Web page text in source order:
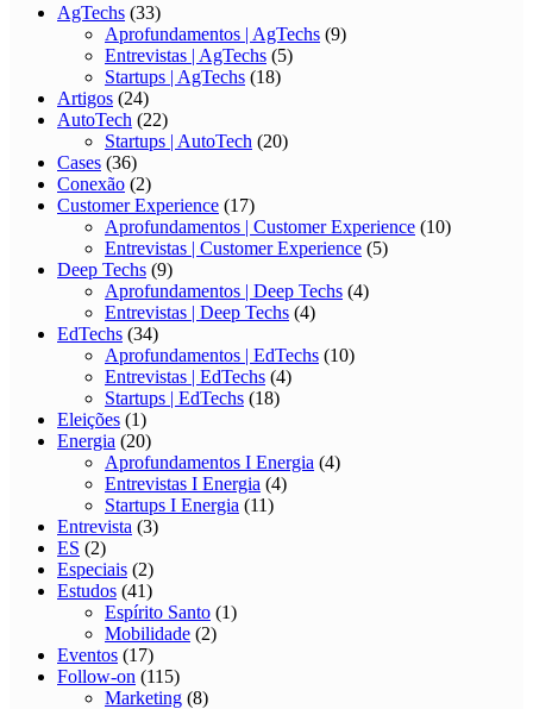
AgTechs (33)
Aprofundamentos | AgTechs (9)
Entrevistas | AgTechs (5)
Startups | AgTechs (18)
Artigos (24)
AutoTech (22)
Startups | AutoTech (20)
Cases (36)
Conexão (2)
Customer Experience (17)
Aprofundamentos | Customer Experience (10)
Entrevistas | Customer Experience (5)
Deep Techs (9)
Aprofundamentos | Deep Techs (4)
Entrevistas | Deep Techs (4)
EdTechs (34)
Aprofundamentos | EdTechs (10)
Entrevistas | EdTechs (4)
Startups | EdTechs (18)
Eleições (1)
Energia (20)
Aprofundamentos I Energia (4)
Entrevistas I Energia (4)
Startups I Energia (11)
Entrevista (3)
ES (2)
Especiais (2)
Estudos (41)
Espírito Santo (1)
Mobilidade (2)
Eventos (17)
Follow-on (115)
Marketing (8)